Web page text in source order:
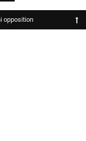
opposition